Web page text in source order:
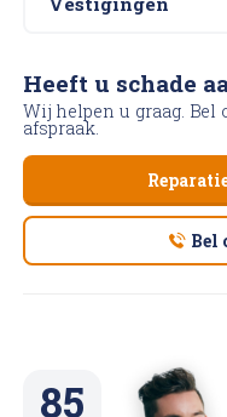
85
Heeft u schade
Wij helpen u graag.
afspraak.
Bel